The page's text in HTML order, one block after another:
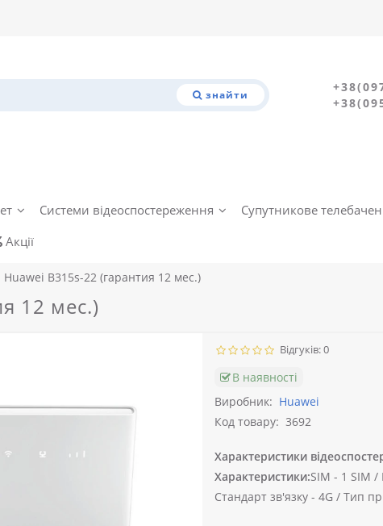
знайти
Системи відеоспостереження Супутникове
Акції
Huawei B315s-22 (гарантия 12 мес.)
12 мес.)
Відгуків: 0
В наявності
Виробник: Huawei
Код товару: 3692
Характеристики
Характеристики:SIM - 1 SIM /
Стандарт зв'язку - 4G / Тип